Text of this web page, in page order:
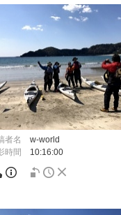
者名
w-world
時間
10:16:00